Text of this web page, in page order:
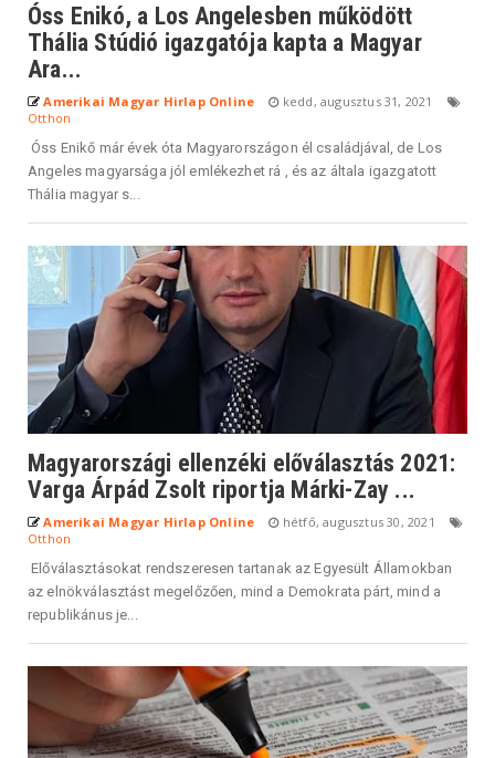
Óss Enikó, a Los Angelesben működött
Thália Stúdió igazgatója kapta a Magyar
Ara...
Amerikai Magyar Hirlap Online
kedd, augusztus 31, 2021
Otthon
Óss Enikő már évek óta Magyarországon él családjával, de Los
Angeles magyarsága jól emlékezhet rá , és az általa igazgatott
Thália magyar s...
Magyarországi ellenzéki előválasztás 2021:
Varga Árpád Zsolt riportja Márki-Zay ...
Amerikai Magyar Hirlap Online
hétfő, augusztus 30, 2021
Otthon
Előválasztásokat rendszeresen tartanak az Egyesült Államokban
az elnökválasztást megelőzően, mind a Demokrata párt, mind a
republikánus je...